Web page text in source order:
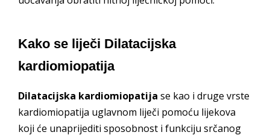
Kako se liječi Dilatacijska
kardiomiopatija
Dilatacijska kardiomiopatija se kao i druge vrste
kardiomiopatija uglavnom liječi pomoću lijekova
koji će unaprijediti sposobnost i funkciju srčanog